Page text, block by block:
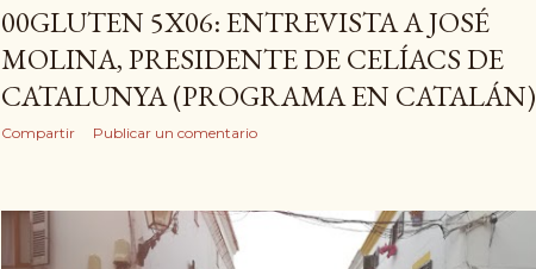
00GLUTEN 5X06: ENTREVISTA A JOSÉ
MOLINA, PRESIDENTE DE CELÍACS DE
CATALUNYA (PROGRAMA EN CATALÁN)
Compartir Publicar un comentario